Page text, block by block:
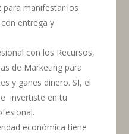
para manifestar los
entrega y
con los Recursos,
de Marketing para
y ganes dinero. SI, el
invertiste en tu
económica tiene